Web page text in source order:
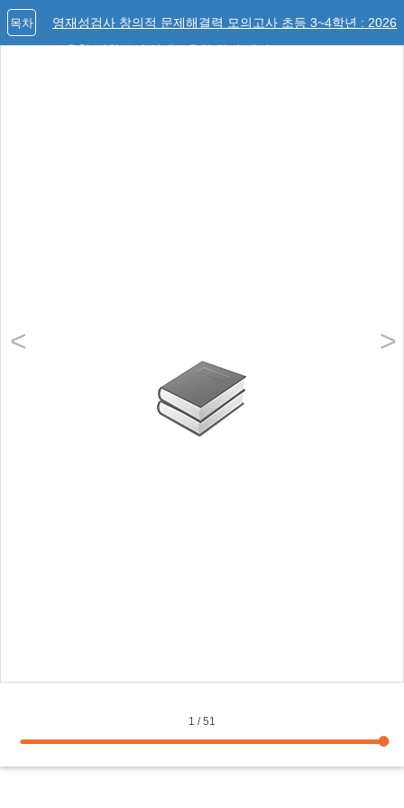
영재성검사 창의적 문제해결력 모의고사 초등 3~4학년 : 2026
교육청·대학부설 영재교육원 완벽 대비
목차
< >
1 /51